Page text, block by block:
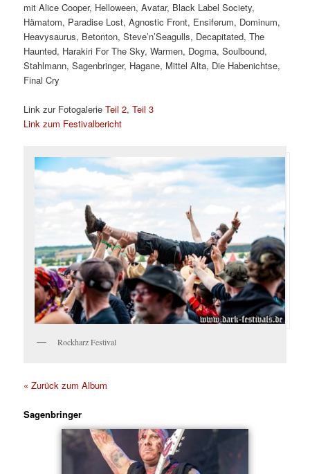
mit Alice Cooper, Helloween, Avatar, Black Label Society,
Hämatom, Paradise Lost, Agnostic Front, Ensiferum, Dominum,
Heavysaurus, Betonton, Steve’n’Seagulls, Decapitated, The
Haunted, Harakiri For The Sky, Warmen, Dogma, Soulbound,
Stahlmann, Sagenbringer, Hagane, Mittel Alta, Die Habenichtse,
Final Cry
Link zur FotogalerieTeil 2,Teil 3
Link zum Festivalbericht
Rockharz Festival
« Zurück zum Album
Sagenbringer